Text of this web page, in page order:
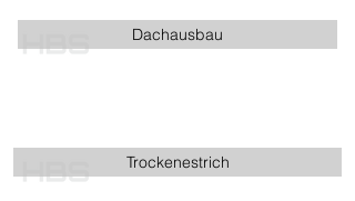
Dachausbau
Trockenestrich